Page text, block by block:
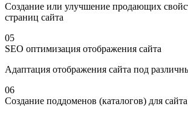
Создание или улучшение продающих
страниц сайта
05
SEO оптимизация отображения сайта
Адаптация отображения сайта под
06
Создание поддоменов (каталогов) для сайта